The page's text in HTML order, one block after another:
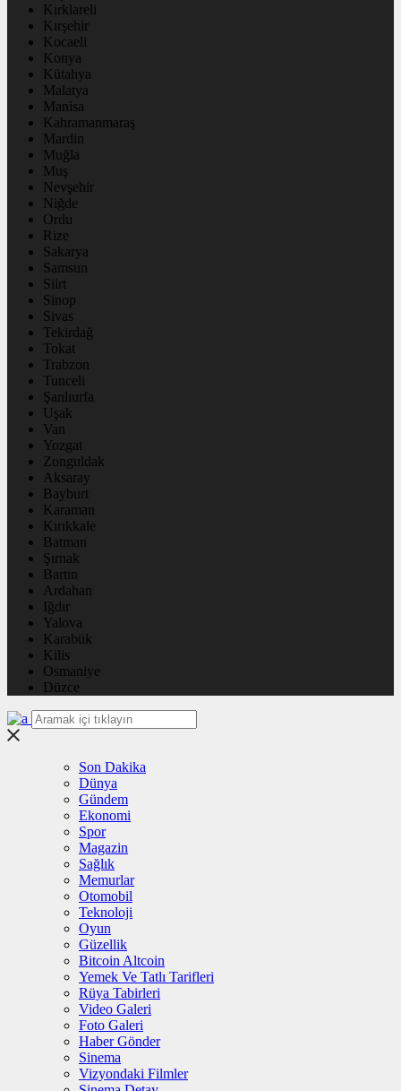
Kırklareli
Kırşehir
Kocaeli
Konya
Kütahya
Malatya
Manisa
Kahramanmaraş
Mardin
Muğla
Muş
Nevşehir
Niğde
Ordu
Rize
Sakarya
Samsun
Siirt
Sinop
Sivas
Tekirdağ
Tokat
Trabzon
Tunceli
Şanlıurfa
Uşak
Van
Yozgat
Zonguldak
Aksaray
Bayburt
Karaman
Kırıkkale
Batman
Şırnak
Bartın
Ardahan
Iğdır
Yalova
Karabük
Kilis
Osmaniye
Düzce
Son Dakika
Dünya
Gündem
Ekonomi
Spor
Magazin
Sağlık
Memurlar
Otomobil
Teknoloji
Oyun
Güzellik
Bitcoin Altcoin
Yemek Ve Tatlı Tarifleri
Rüya Tabirleri
Video Galeri
Foto Galeri
Haber Gönder
Sinema
Vizyondaki Filmler